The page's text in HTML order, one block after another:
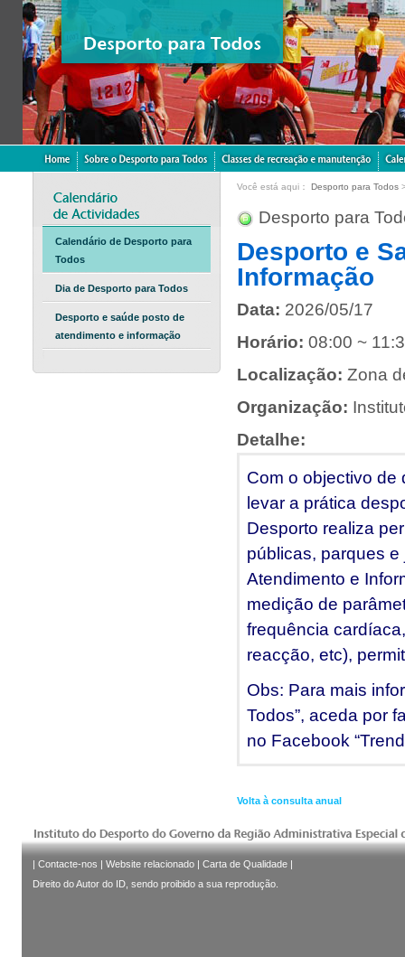
Calendário de Desporto para
Todos
Dia de Desporto para Todos
Desporto e saúde posto de
atendimento e informação
Você está aqui： Desporto para Todos
Desporto para
Desporto e
Informação
Data: 2026/05/17
Horário: 08:00 ~
Localização: Zona
Organização:
Detalhe:
Com o objectivo de
levar a prática
Desporto realiza
públicas, parques e
Atendimento e
medição de
frequência
reacção, etc),
Obs: Para mais
Todos”, aceda por
no Facebook
Volta à consulta anual
| Contacte-nos | Website relacionado | Carta de Qualidade |
Direito do Autor do ID, sendo proibido a sua reprodução.